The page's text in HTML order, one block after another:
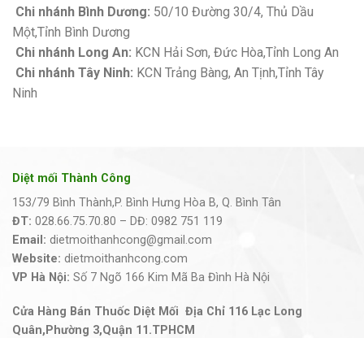
Chi nhánh Bình Dương: 50/10 Đường 30/4, Thủ Dầu
Một,Tỉnh Bình Dương
Chi nhánh Long An: KCN Hải Sơn, Đức Hòa,Tỉnh Long An
Chi nhánh Tây Ninh: KCN Trảng Bàng, An Tịnh,Tỉnh Tây
Ninh
Diệt mối Thành Công
153/79 Bình Thành,P. Bình Hưng Hòa B, Q. Bình Tân
ĐT: 028.66.75.70.80 – DĐ: 0982 751 119
Email: dietmoithanhcong@gmail.com
Website: dietmoithanhcong.com
VP Hà Nội: Số 7 Ngõ 166 Kim Mã Ba Đình Hà Nội
Cửa Hàng Bán Thuốc Diệt Mối Địa Chỉ 116 Lạc Long
Quân,Phường 3,Quận 11.TPHCM